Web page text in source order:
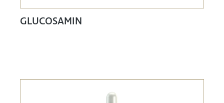
GLUCOSAMIN